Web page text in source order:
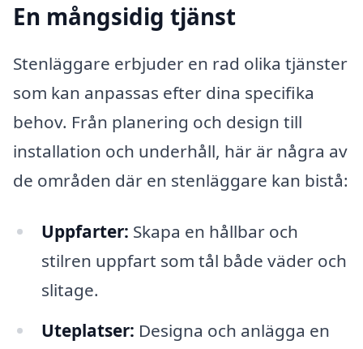
En mångsidig tjänst
Stenläggare erbjuder en rad olika tjänster
som kan anpassas efter dina specifika
behov. Från planering och design till
installation och underhåll, här är några av
de områden där en stenläggare kan bistå:
Uppfarter: Skapa en hållbar och
stilren uppfart som tål både väder och
slitage.
Uteplatser: Designa och anlägga en